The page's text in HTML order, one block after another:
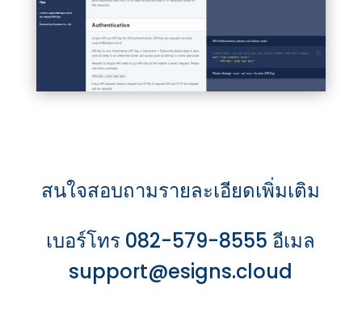
สนใจสอบถามรายละเอียดเพิ่มเติม
เบอร์โทร 082-579-8555 อีเมล
support@esigns.cloud